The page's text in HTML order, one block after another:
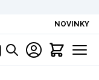
NOVINKY